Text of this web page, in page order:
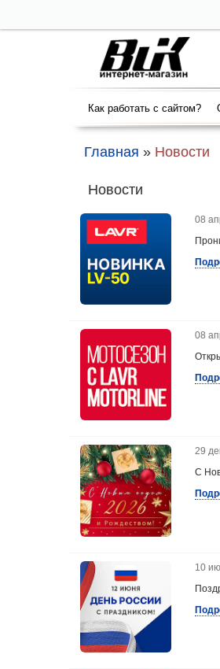
Как работать с сайтом?
Главная » Новости
Новости
08
08
29
С
10